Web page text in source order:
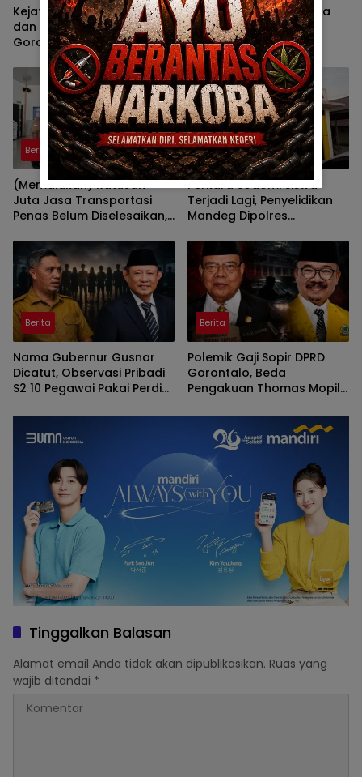
Kejati Didesak Periksa TAPD
dan Banggar DPRD
Gorontalo, Korupsi Video
Wall Sasar Anggota
Deprov
DPRD Gorontalo Diminta
Kaji Ulang Dasar Pajak
Kenderaan
Berita
(Memalukan) Ratusan
Juta Jasa Transportasi
Penas Belum Diselesaikan,
Berita
Perkara Sodomi Siswa
Terjadi Lagi, Penyelidikan
Mandeg Dipolres
Berita
Nama Gubernur Gusnar
Dicatut, Observasi Pribadi
S2 10 Pegawai Pakai Perdis
Berita
Polemik Gaji Sopir DPRD
Gorontalo, Beda
Pengakuan Thomas Mopili
Membingungkan
Tinggalkan Balasan
Alamat email Anda tidak akan dipublikasikan. Ruas yang
wajib ditandai *